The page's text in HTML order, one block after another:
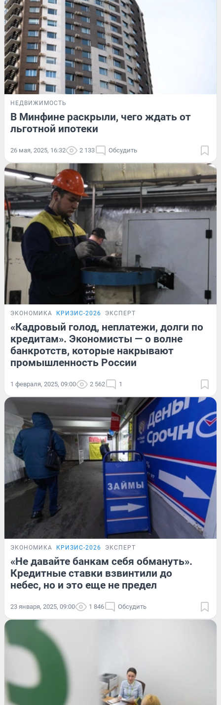
НЕДВИЖИМОСТЬ
В Минфине раскрыли, чего ждать от
льготной ипотеки
26 мая, 2025, 16:32 2 133 Обсудить
ЭКОНОМИКА КРИЗИС-2026 ЭКСПЕРТ
«Кадровый голод, неплатежи, долги по
кредитам». Экономисты — о волне
банкротств, которые накрывают
промышленность России
1 февраля, 2025, 09:00 2 562 1
ЭКОНОМИКА КРИЗИС-2026 ЭКСПЕРТ
«Не давайте банкам себя обмануть».
Кредитные ставки взвинтили до
небес, но и это еще не предел
23 января, 2025, 09:00 1 846 Обсудить